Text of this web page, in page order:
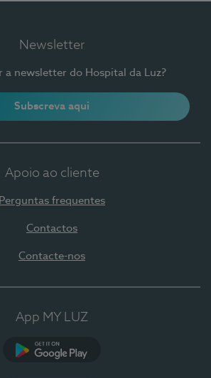
Newsletter
a newsletter do Hospital da Luz?
Subscreva aqui
Apoio ao cliente
Perguntas frequentes
Contactos
Contacte-nos
App MY LUZ